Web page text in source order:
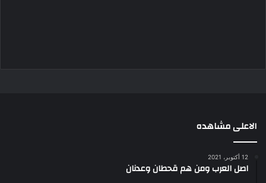
الاعلى مشاهده
12 أكتوبر، 2021
اصل العرب ومن هم قحطان وعدنان